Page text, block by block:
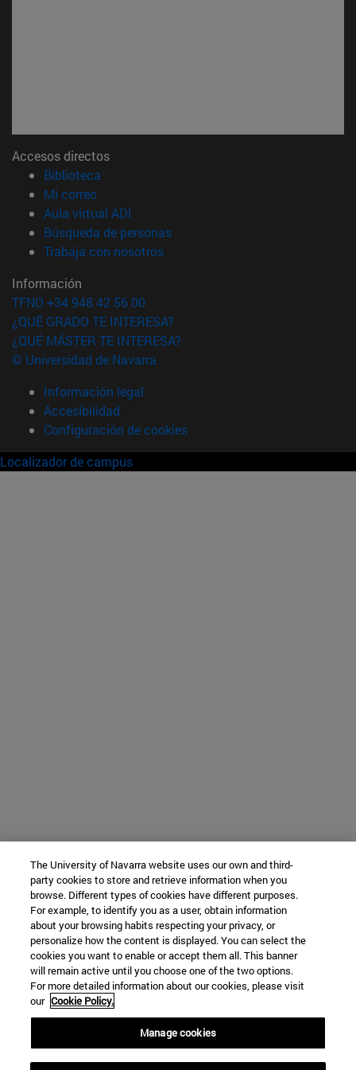
Accesos directos
Biblioteca
Mi correo(abre en nueva ventana)
Aula virtual ADI
Búsqueda de personas(abre en nueva ventana)
Trabaja con nosotros(abre en nueva ventana)
Información
TFNO +34 948 42 56 00
¿QUÉ GRADO TE INTERESA?
¿QUÉ MÁSTER TE INTERESA?
© Universidad de Navarra
Información legal
Accesibilidad
Configuración de cookies
Localizador de campus
The University of Navarra website uses our own and third-
party cookies to store and retrieve information when you
browse. Different types of cookies have different purposes.
For example, to identify you as a user, obtain information
about your browsing habits respecting your privacy, or
personalize how the content is displayed. You can select the
cookies you want to enable or accept them all. This banner
will remain active until you choose one of the two options.
For more detailed information about our cookies, please visit
our Cookie Policy.
Manage cookies